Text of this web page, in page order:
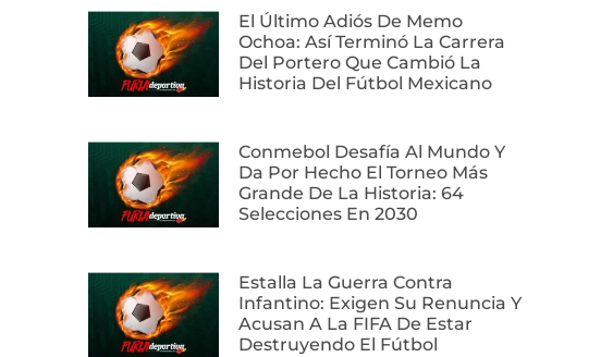
El Último Adiós De Memo
Ochoa: Así Terminó La Carrera
Del Portero Que Cambió La
Historia Del Fútbol Mexicano
Conmebol Desafía Al Mundo Y
Da Por Hecho El Torneo Más
Grande De La Historia: 64
Selecciones En 2030
Estalla La Guerra Contra
Infantino: Exigen Su Renuncia Y
Acusan A La FIFA De Estar
Destruyendo El Fútbol